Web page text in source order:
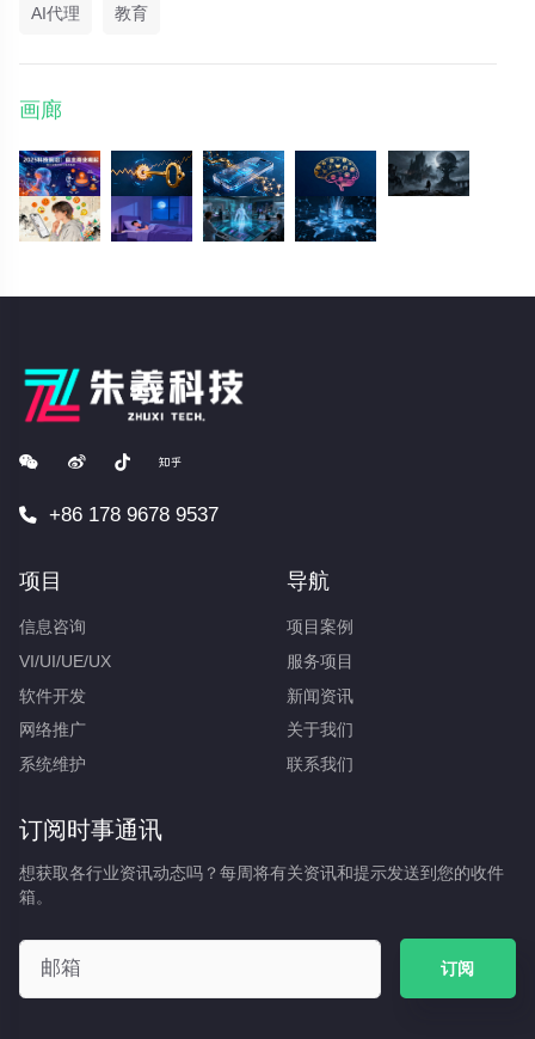
AI代理 教育
画廊
+86 178 9678 9537
项目
信息咨询
VI/UI/UE/UX
软件开发
网络推广
系统维护
导航
项目案例
服务项目
新闻资讯
关于我们
联系我们
订阅时事通讯
想获取各行业资讯动态吗？每周将有关资讯和提示发送到您的收件
箱。
订阅